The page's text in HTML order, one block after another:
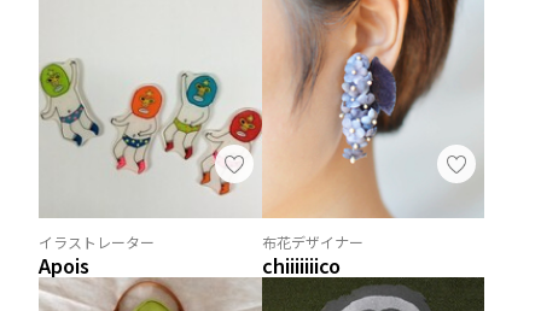
イラストレーター
Apois
布花デザイナー
chiiiiiiico